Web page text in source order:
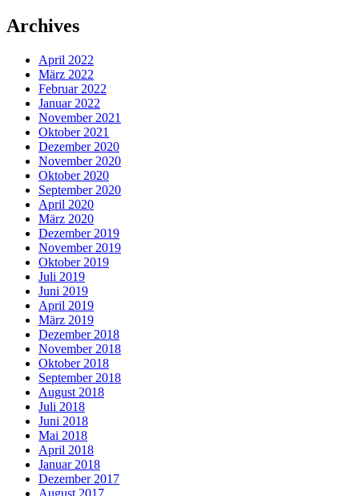
Archives
April 2022
März 2022
Februar 2022
Januar 2022
November 2021
Oktober 2021
Dezember 2020
November 2020
Oktober 2020
September 2020
April 2020
März 2020
Dezember 2019
November 2019
Oktober 2019
Juli 2019
Juni 2019
April 2019
März 2019
Dezember 2018
November 2018
Oktober 2018
September 2018
August 2018
Juli 2018
Juni 2018
Mai 2018
April 2018
Januar 2018
Dezember 2017
August 2017